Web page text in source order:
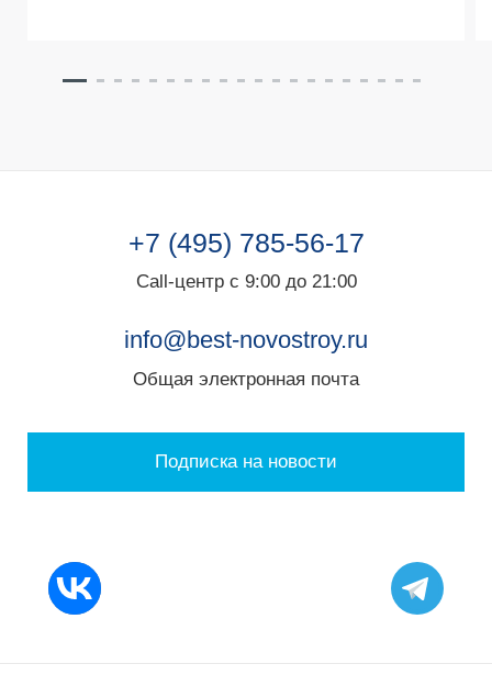
+7 (495) 785-56-17
Call-центр с 9:00 до 21:00
info@best-novostroy.ru
Общая электронная почта
Подписка на новости